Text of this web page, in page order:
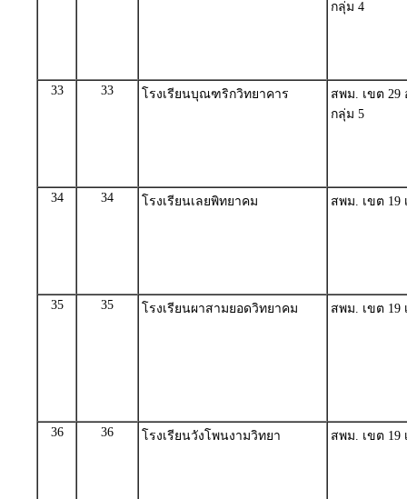
กลุ่ม 4
33 33 โรงเรียนบุณฑริกวิทยาคาร
สพม. เขต
กลุ่ม 5
34 34 โรงเรียนเลยพิทยาคม สพม. เขต 19
35 35 โรงเรียนผาสามยอดวิทยาคม สพม. เขต 19
36 36 โรงเรียนวังโพนงามวิทยา สพม. เขต 19